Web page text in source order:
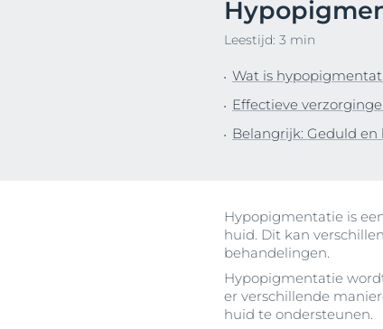
Gevoelige
NIEUW
Leestijd: 3 min
Wat is
Effectieve
Belangrijk: Geduld
Hypopigmentatie is
huid. Dit kan
behandelingen.
Hypopigmentatie
er verschillende
huid te ondersteunen.